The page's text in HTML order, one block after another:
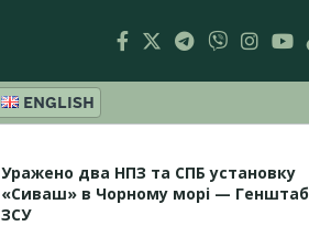
ENGLISH
Уражено два НПЗ та СПБ установку
«Сиваш» в Чорному морі — Генштаб
ЗСУ